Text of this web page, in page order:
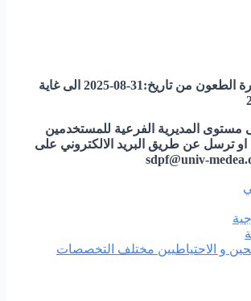
ملاحظة: تحدد فترة الطعون من تاريخ:31-08-2025 الى غاية
مستوى المديرية الفرعية للمستخدمين
ترسل عن طريق البريد الالكتروني على
و الاحتياطيين مختلف التخصصات